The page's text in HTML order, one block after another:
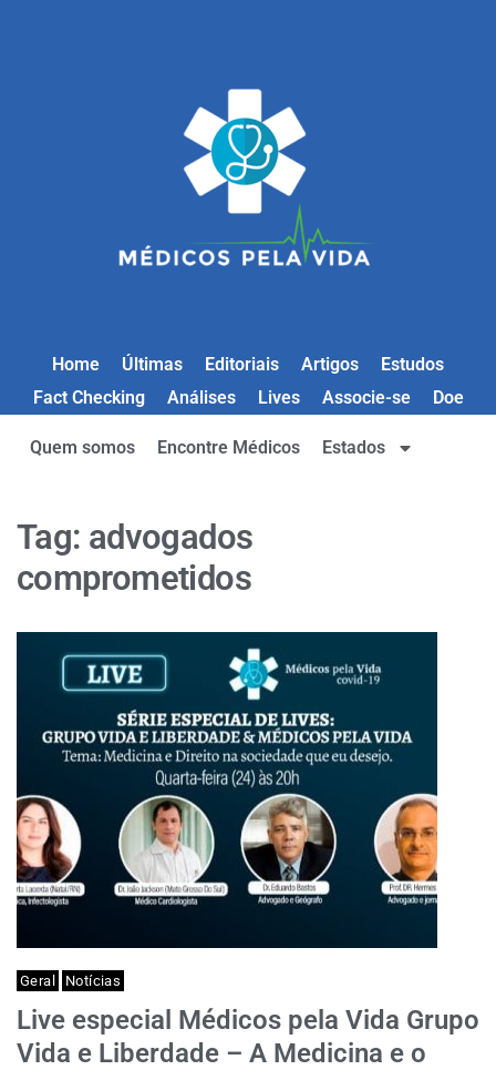
Home Últimas Editoriais Artigos
Estudos
Fact Checking
Análises Lives Associe-se Doe
Quem somos Encontre Médicos Estados
Tag: advogados
comprometidos
Geral Notícias
Live especial Médicos pela Vida Grupo
Vida e Liberdade – A Medicina e o